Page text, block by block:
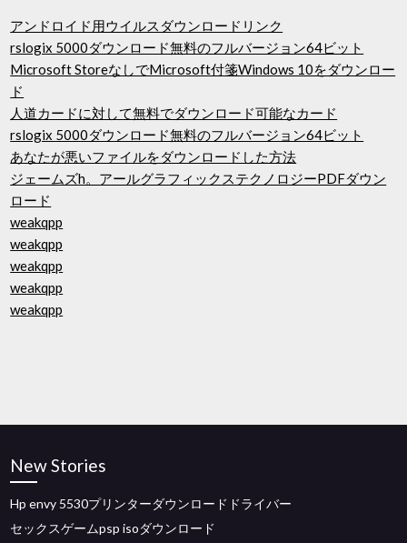
アンドロイド用ウイルスダウンロードリンク
rslogix 5000ダウンロード無料のフルバージョン64ビット
Microsoft StoreなしでMicrosoft付箋Windows 10をダウンロー
ド
人道カードに対して無料でダウンロード可能なカード
rslogix 5000ダウンロード無料のフルバージョン64ビット
あなたが悪いファイルをダウンロードした方法
ジェームズh。アールグラフィックステクノロジーPDFダウン
ロード
weakqpp
weakqpp
weakqpp
weakqpp
weakqpp
New Stories
Hp envy 5530プリンターダウンロードドライバー
セックスゲームpsp isoダウンロード